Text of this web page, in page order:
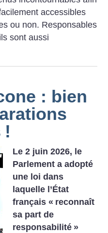
accessibles
ou non. Responsables
sont aussi
: bien
!
Le 2 juin 2026, le
Parlement a adopté
une loi dans
laquelle l’État
français « reconnaît
sa part de
responsabilité »